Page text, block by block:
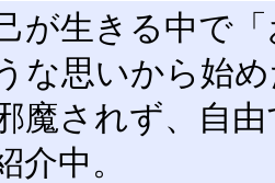
が生きる中で
な思いから始
魔されず、自
介中。